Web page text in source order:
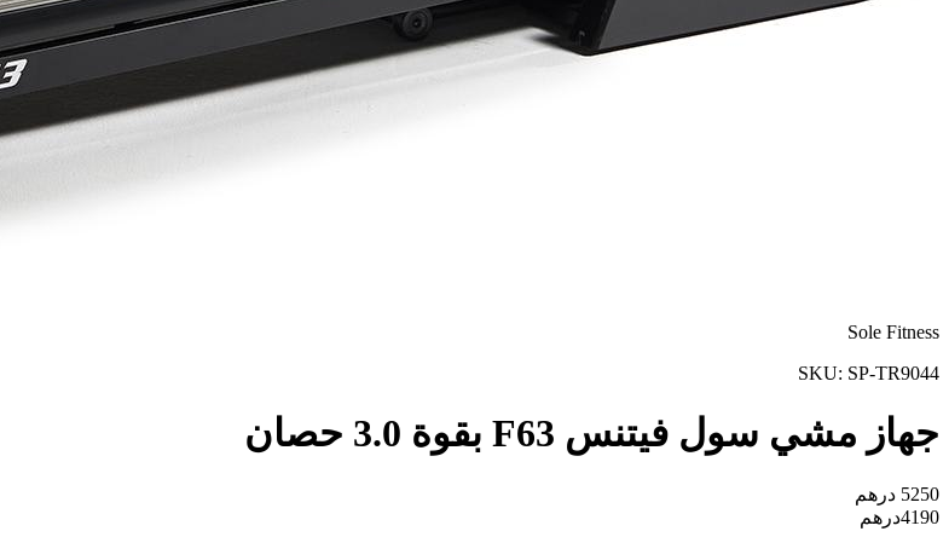
Sole Fitness
SKU: SP-TR9044
جهاز مشي سول فيتنس F63 بقوة 3.0 حصان
5250 درهم
4190درهم